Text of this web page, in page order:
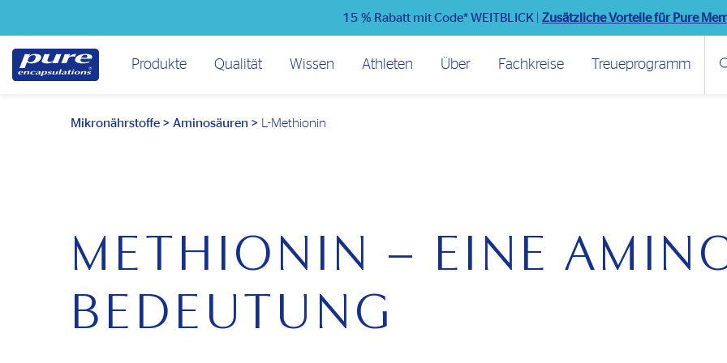
Inhalt
15 % Rabatt mit Code* WEITBLICK Zusätzliche Vorteile für Pure
Hauptmenü
Produkte Qualität Wissen Athleten Über Fachkreise Treueprogramm
Mikronährstoffe > Aminosäuren > L-Methionin
METHIONIN – EINE
BEDEUTUNG​